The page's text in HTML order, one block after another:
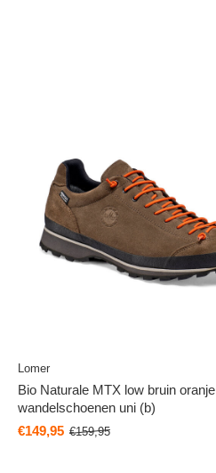
Lomer
Bio Naturale MTX low bruin oranje
wandelschoenen uni (b)
€149,95 €159,95